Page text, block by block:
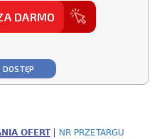
DARMO
DOSTĘP
OFERT NR PRZETARGU